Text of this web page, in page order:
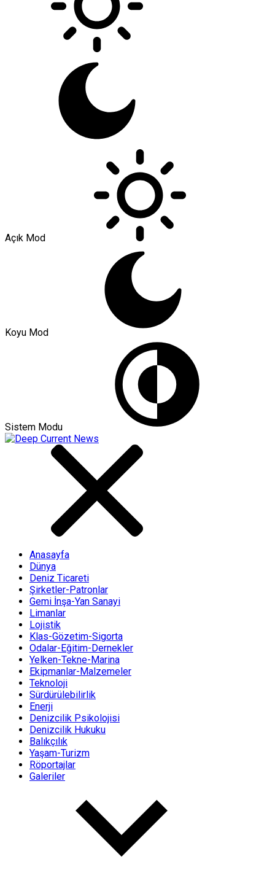
Açık Mod
Koyu Mod
Sistem Modu
Anasayfa
Dünya
Deniz Ticareti
Şirketler-Patronlar
Gemi İnşa-Yan Sanayi
Limanlar
Lojistik
Klas-Gözetim-Sigorta
Odalar-Eğitim-Dernekler
Yelken-Tekne-Marina
Ekipmanlar-Malzemeler
Teknoloji
Sürdürülebilirlik
Enerji
Denizcilik Psikolojisi
Denizcilik Hukuku
Balıkçılık
Yaşam-Turizm
Röportajlar
Galeriler